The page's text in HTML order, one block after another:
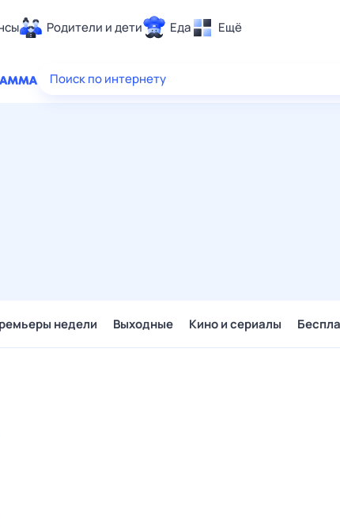
Родители и дети Еда Ещё
Здоровье
Поиск по интернету
недели Выходные Кино и сериалы